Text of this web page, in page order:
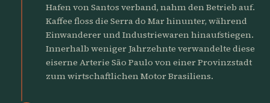
Hafen von Santos verband, nahm den Betrieb auf.
Kaffee floss die Serra do Mar hinunter, während
Einwanderer und Industriewaren hinaufstiegen.
Innerhalb weniger Jahrzehnte verwandelte diese
eiserne Arterie São Paulo von einer Provinzstadt
zum wirtschaftlichen Motor Brasiliens.